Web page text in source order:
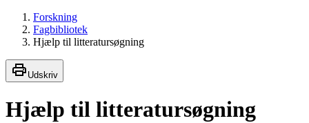
Forskning
Fagbibliotek
Hjælp til litteratursøgning
Udskriv
Hjælp til litteratursøgning